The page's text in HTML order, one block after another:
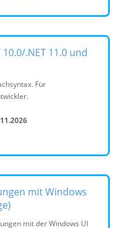
.NET 11.0 und
Für
mit Windows
mit der Windows UI